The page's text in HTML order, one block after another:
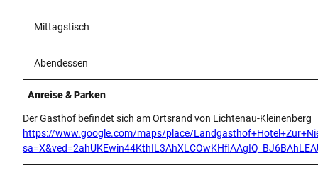
Mittagstisch
Abendessen
Anreise & Parken
Der Gasthof befindet sich am Ortsrand von Lichtenau-Kleinenberg
https://www.google.com/maps/place/